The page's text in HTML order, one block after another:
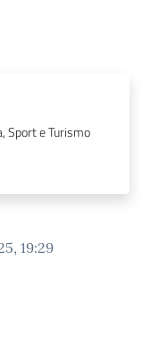
Sport e Turismo
19:29